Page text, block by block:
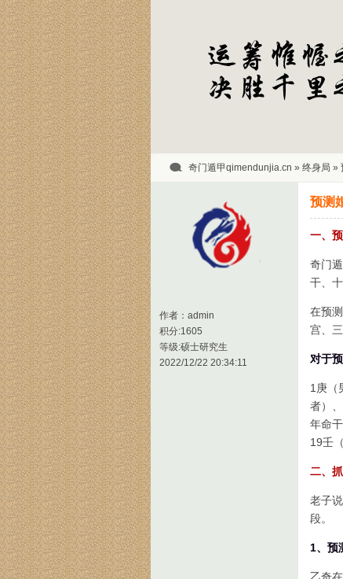
奇门遁甲qimendunjia.cn » 终身局 »
作者： admin
积分:1605
等级:硕士研究生
2022/12/22 20:34:11
预测
一、
奇门
干、
在预
宫、
对于
1庚（
者）
年命
19壬
二、
老子
段。
1、预